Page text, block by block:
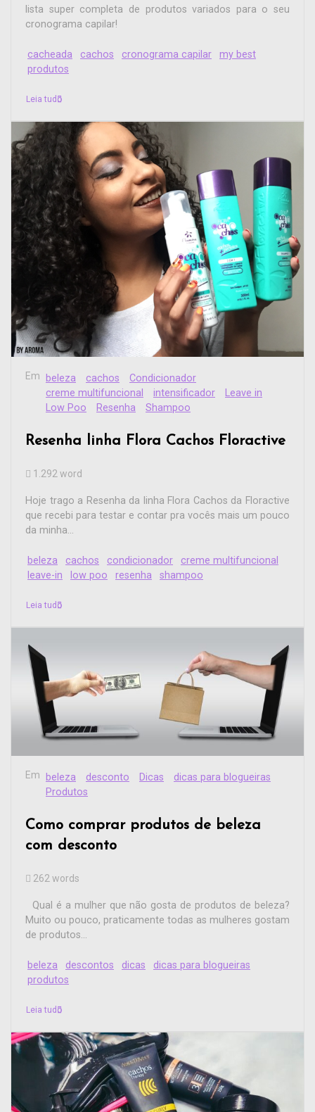
lista super completa de produtos variados para o seu
cronograma capilar!
cacheada cachos cronograma capilar
my best
produtos
Leia tudo
Em beleza cachos
Condicionador
creme multifuncional
intensificador
Leave in
Low Poo
Resenha Shampoo
Resenha linha Flora Cachos Floractive
1.292 word
Hoje trago a Resenha da linha Flora Cachos da Floractive
que recebi para testar e contar pra vocês mais um pouco
da minha...
beleza cachos condicionador
creme multifuncional
leave-in
low poo resenha shampoo
Leia tudo
Em beleza desconto Dicas
dicas para blogueiras
Produtos
Como comprar produtos de beleza
com desconto
262 words
Qual é a mulher que não gosta de produtos de beleza?
Muito ou pouco, praticamente todas as mulheres gostam
de produtos...
beleza descontos dicas
dicas para blogueiras
produtos
Leia tudo